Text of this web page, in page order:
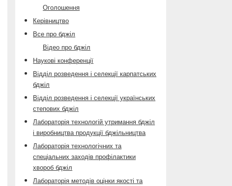
Оголошення
Керівництво
Все про бджіл
Відео про бджіл
Наукові конференції
Відділ розведення і селекції карпатських
бджіл
Відділ розведення і селекції українських
степових бджіл
Лабораторія технологій утримання бджіл
і виробництва продукції бджільництва
Лабораторія технологічних та
спеціальних заходів профілактики
хвороб бджіл
Лабораторія методів оцінки якості та